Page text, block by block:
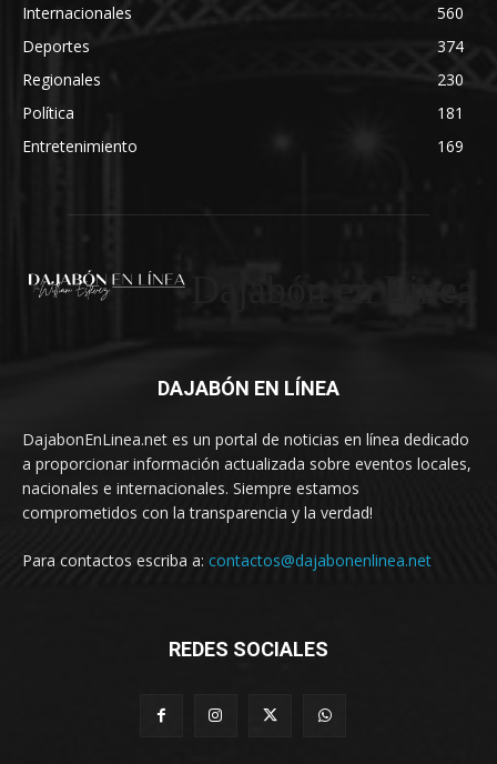
Internacionales
560
Deportes
374
Regionales
230
Política
181
Entretenimiento
169
DAJABÓN EN LÍNEA
DajabonEnLinea.net es un portal de noticias en línea dedicado
a proporcionar información actualizada sobre eventos locales,
nacionales e internacionales. Siempre estamos
comprometidos con la transparencia y la verdad!
Para contactos escriba a: contactos@dajabonenlinea.net
REDES SOCIALES